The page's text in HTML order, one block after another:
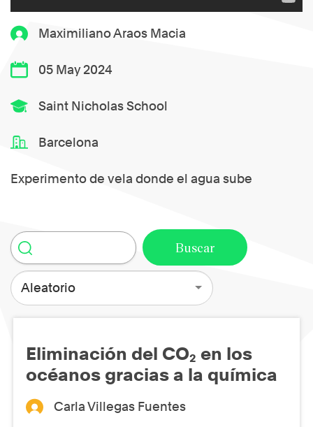
Maximiliano Araos Macia
05 May 2024
Saint Nicholas School
Barcelona
Experimento de vela donde el agua sube
Aleatorio
Eliminación del CO₂ en los
océanos gracias a la química
Carla Villegas Fuentes